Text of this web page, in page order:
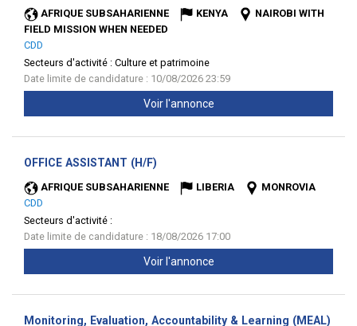
AFRIQUE SUBSAHARIENNE KENYA
NAIROBI WITH
FIELD MISSION WHEN NEEDED
CDD
Secteurs d'activité : Culture et patrimoine
Date limite de candidature : 10/08/2026 23:59
Voir l'annonce
OFFICE ASSISTANT (H/F)
AFRIQUE SUBSAHARIENNE LIBERIA
MONROVIA
CDD
Secteurs d'activité :
Date limite de candidature : 18/08/2026 17:00
Voir l'annonce
Monitoring, Evaluation, Accountability & Learning (MEAL)